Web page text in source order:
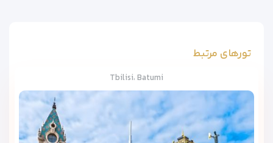
تورهای مرتبط
Tbilisi، Batumi